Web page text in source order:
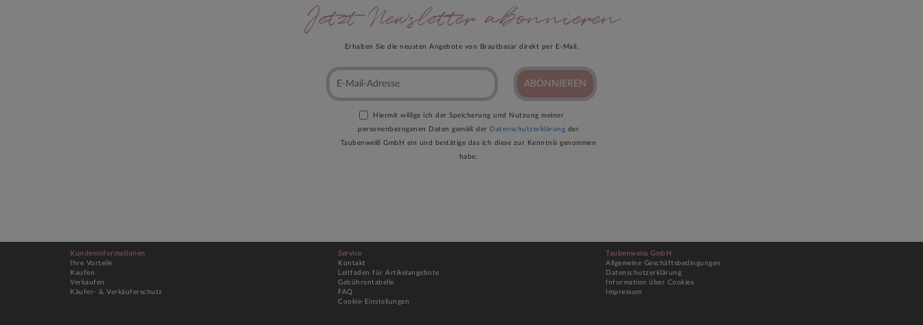
Jetzt Newsletter abonnieren
Erhalten Sie die neusten Angebote von Brautbasar direkt per E-Mail.
ABONNIEREN
Hiermit willige ich der Speicherung und Nutzung meiner
personenbezogenen Daten gemäß der Datenschutzerklärung der
Taubenweiß GmbH ein und bestätige das ich diese zur Kenntnis genommen
habe.
Kundeninformationen
Ihre Vorteile
Kaufen
Verkaufen
Käufer- & Verkäuferschutz
Service
Kontakt
Leitfaden für Artikelangebote
Gebührentabelle
FAQ
Cookie-Einstellungen
Taubenweiss GmbH
Allgemeine Geschäftsbedingungen
Datenschutzerklärung
Information über Cookies
Impressum